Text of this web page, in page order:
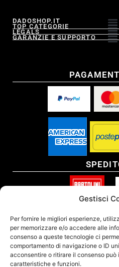
Gestisci
Per fornire le migliori esperienze,
per memorizzare e/o accedere alle
consenso a queste tecnologie ci
comportamento di navigazione o ID
acconsentire o ritirare il consenso
caratteristiche e funzioni.
DADOSHOP.IT
TOP CATEGORIE
LEGALS
GARANZIE E SUPPORTO